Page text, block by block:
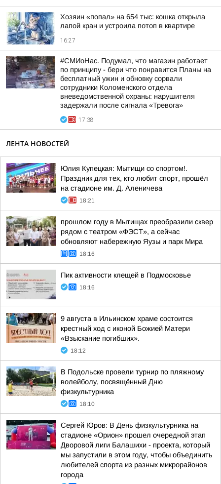
Хозяин «попал» на 654 тыс: кошка открыла
лапой кран и устроила потоп в квартире
16:27
#СМИоНас. Подумал, что магазин работает
по принципу - бери что понравится Планы на
бесплатный ужин и обновку сорвали
сотрудники Коломенского отдела
вневедомственной охраны: нарушителя
задержали после сигнала «Тревога»
17:38
ЛЕНТА НОВОСТЕЙ
Юлия Купецкая: Мытищи со спортом!.
Праздник для тех, кто любит спорт, прошёл
на стадионе им. Д. Аленичева
18:21
прошлом году в Мытищах преобразили сквер
рядом с театром «ФЭСТ», а сейчас
обновляют набережную Яузы и парк Мира
18:16
Пик активности клещей в Подмосковье
18:16
9 августа в Ильинском храме состоится
крестный ход с иконой Божией Матери
«Взыскание погибших».
18:12
В Подольске провели турнир по пляжному
волейболу, посвящённый Дню
физкультурника
18:10
Сергей Юров: В День физкультурника на
стадионе «Орион» прошел очередной этап
Дворовой лиги Балашихи - проекта, который
мы запустили в этом году, чтобы объединить
любителей спорта из разных микрорайонов
города